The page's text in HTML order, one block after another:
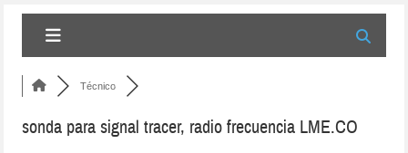
Técnico
sonda para signal tracer, radio frecuencia LME.CO